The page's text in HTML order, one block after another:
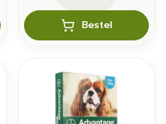
Bestel